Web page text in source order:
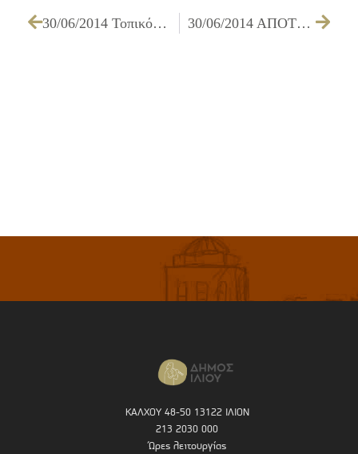
30/06/2014 Τοπικό Σχέδιο Δράσης για την Κοινωνική Ένταξη Ευάλωτων Ομάδων – ΑΜΕΑ 30/06/2014 ΑΠΟΤΕΛΕΣΜΑΤΑ – ΠΙΝΑΚΕΣ ΑΞΙΟΛΟΓΗΣΗΣ ΚΑΙ ΜΟΡΙΟΔΟΤΗΣΗΣ ΤΩΝ ΑΙΤΗΣΕΩΝ ΣΤΟΥΣ ΠΑΙΔΙΚΟΥΣ ΚΑΙ ΒΡΕΦΟΝΗΠΙΑΚΟΥΣ ΣΤΑΘΜΟΥΣ ΓΙΑ ΤΟ ΣΧΟΛΙΚΟ ΕΤΟΣ 2014-2015
ΚΑΛΧΟΥ 48-50 13122 ΙΛΙΟΝ
213 2030 000
Ώρες λειτουργίας